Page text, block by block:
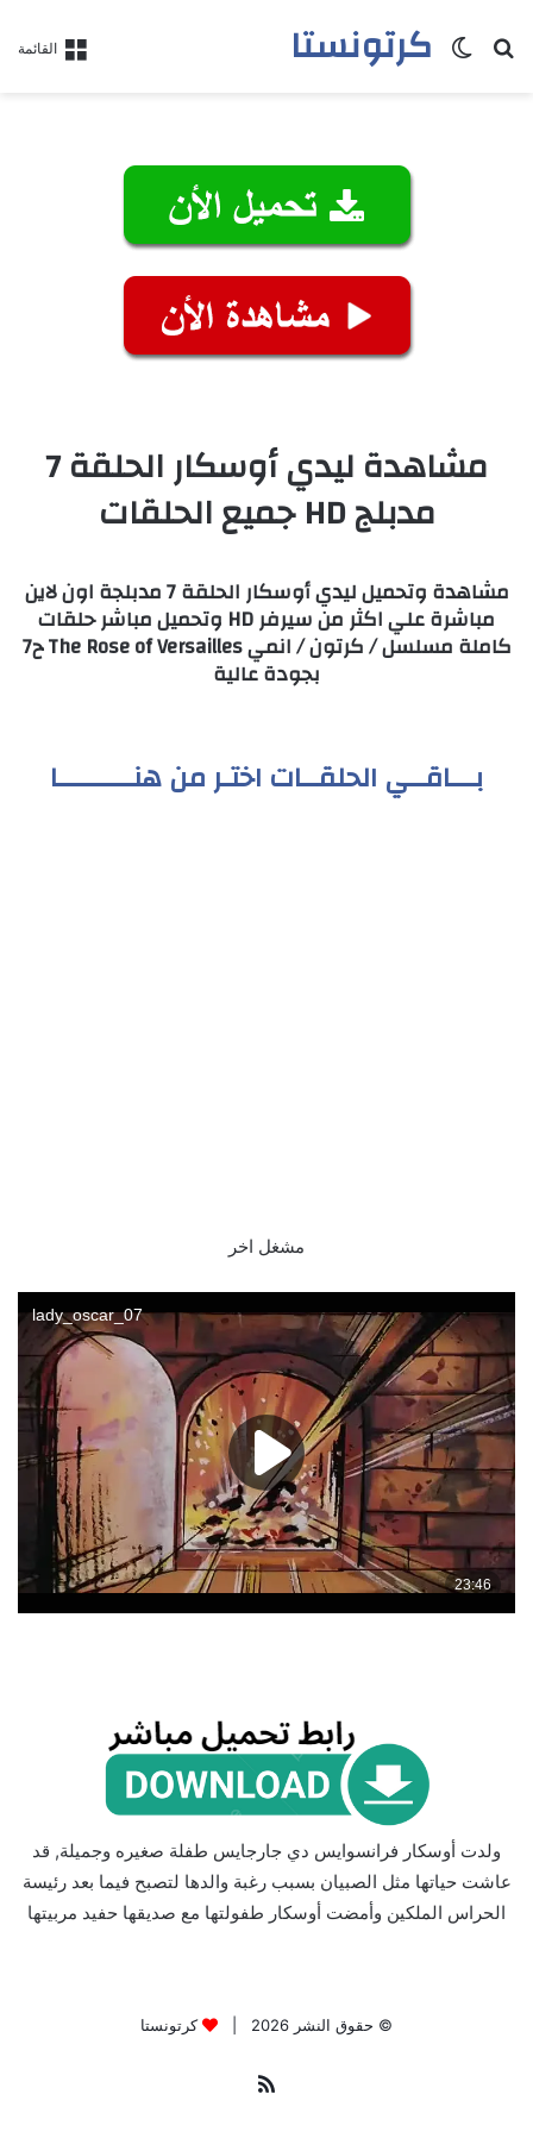
القائمة كرتونستابحث عنالوضع المظلم
مشاهدة ليدي أوسكار الحلقة 7
مدبلج HD جميع الحلقات
مشاهدة وتحميل ليدي أوسكار الحلقة 7 مدبلجة اون لاين
مباشرة علي اكثر من سيرفر HD وتحميل مباشر حلقات
كاملة مسلسل / كرتون / انمي The Rose of Versailles ح7
بجودة عالية
بـــاقــي الحلقــات اختـر من هنـــــــــا
مشغل اخر
ولدت أوسكار فرانسوايس دي جارجايس طفلة صغيره وجميلة, قد
عاشت حياتها مثل الصبيان بسبب رغبة والدها لتصبح فيما بعد رئيسة
الحراس الملكين وأمضت أوسكار طفولتها مع صديقها حفيد مربيتها
© حقوق النشر 2026 | كرتونستا
ملخص